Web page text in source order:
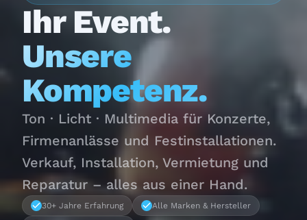
Ihr Event.
Unsere
Kompetenz.
Ton · Licht · Multimedia für Konzerte,
Firmenanlässe und Festinstallationen.
Verkauf, Installation, Vermietung und
Reparatur – alles aus einer Hand.
30+ Jahre Erfahrung Alle Marken & Hersteller